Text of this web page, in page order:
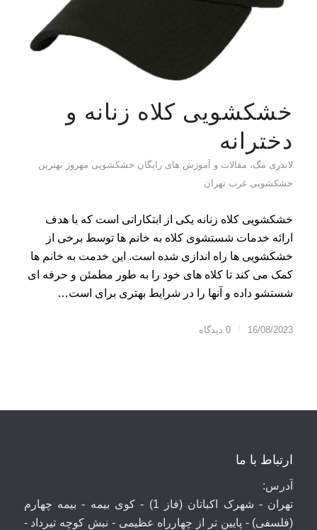
خشکشویی کلاه زنانه و
دخترانه
لاندری مگ، مقالات و آموزش های رایگان خشکشویی مهروز بهترین
خشکشویی غرب تهران
خشکشویی کلاه زنانه یکی از ابتکاراتی است که با هدف
ارائه خدمات شستشوی کلاه به خانم ها توسط برخی از
خشکشویی ها راه اندازی شده است. این خدمت به خانم ها
کمک می کند تا کلاه های خود را به طور مطمئن و حرفه ای
شستشو داده و آنها را در شرایط بهتری برای است…
16/08/2023
/ 0 دیدگاه
ارتباط با ما
آدرس:
تهران - شهرک اکباتان (فاز 1) - کوی بیمه - بیمه چهارم
(فلسفی) - پایین تر از چهارراه عظیمی - نبش کوچه تیرداد -